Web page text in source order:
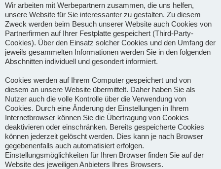
Wir arbeiten mit Werbepartnern zusammen, die uns helfen,
unsere Website für Sie interessanter zu gestalten. Zu diesem
Zweck werden beim Besuch unserer Website auch Cookies von
Partnerfirmen auf Ihrer Festplatte gespeichert (Third-Party-
Cookies). Über den Einsatz solcher Cookies und den Umfang der
jeweils gesammelten Informationen werden Sie in den folgenden
Abschnitten individuell und gesondert informiert.
Cookies werden auf Ihrem Computer gespeichert und von
diesem an unsere Website übermittelt. Daher haben Sie als
Nutzer auch die volle Kontrolle über die Verwendung von
Cookies. Durch eine Änderung der Einstellungen in Ihrem
Internetbrowser können Sie die Übertragung von Cookies
deaktivieren oder einschränken. Bereits gespeicherte Cookies
können jederzeit gelöscht werden. Dies kann je nach Browser
gegebenenfalls auch automatisiert erfolgen.
Einstellungsmöglichkeiten für Ihren Browser finden Sie auf der
Website des jeweiligen Anbieters Ihres Browsers.